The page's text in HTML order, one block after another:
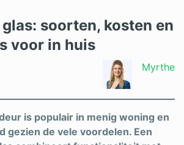
soorten, kosten en
voor in huis
Myrthe
is populair in menig woning en
gezien de vele voordelen. Een